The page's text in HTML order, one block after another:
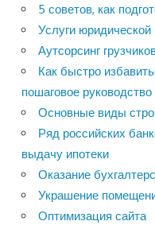
5 советов, как
Услуги юридической
Аутсорсинг
Как быстро
пошаговое руководство
Основные виды
Ряд российских
выдачу ипотеки
Оказание
Украшение
Оптимизация сайта